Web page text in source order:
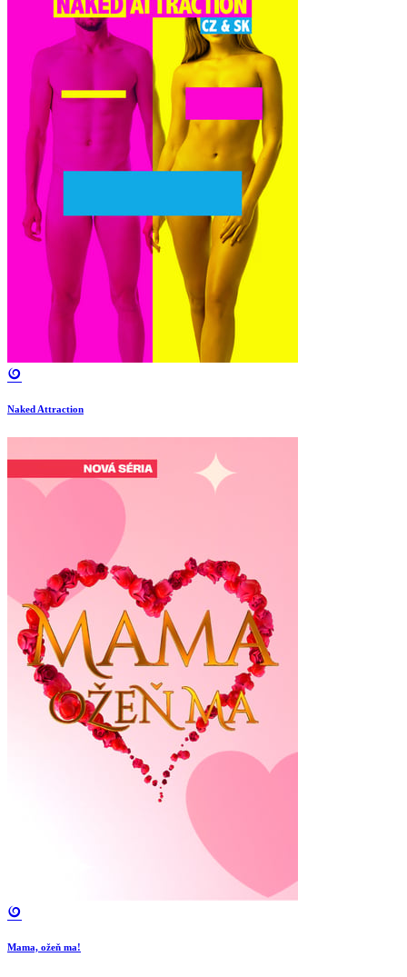
Naked Attraction
Mama, ožeň ma!